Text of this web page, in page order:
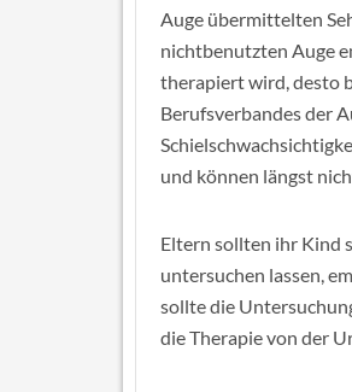
Auge übermittelten
nichtbenutzten Auge
therapiert wird, desto
Berufsverbandes der
und können längst
Eltern sollten ihr Kind
untersuchen lassen,
sollte die
die Therapie von der